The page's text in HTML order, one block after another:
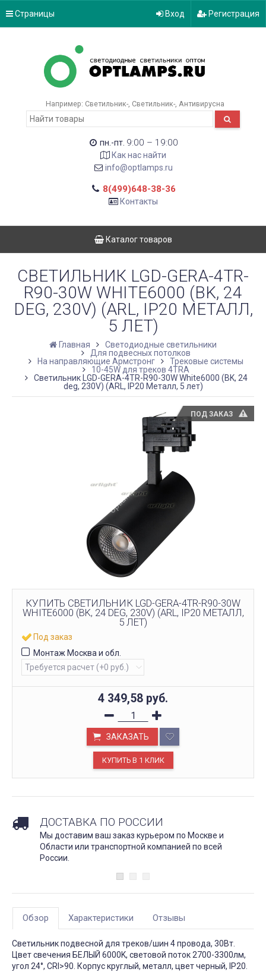
Страницы Вход Регистрация
Например: Светильник- Светильник- Антивирусна
пн.-пт. 9:00 – 19:00
Как нас найти
info@optlamps.ru
8(499)648-38-36
Контакты
Каталог товаров
СВЕТИЛЬНИК LGD-GERA-4TR-
R90-30W WHITE6000 (BK, 24
DEG, 230V) (ARL, IP20 МЕТАЛЛ,
5 ЛЕТ)
Главная
Светодиодные светильники
Для подвесных потолков
На направляющие Армстронг
Трековые системы
10-45W для треков 4TRA
Светильник LGD-GERA-4TR-R90-30W White6000 (BK, 24
deg, 230V) (ARL, IP20 Металл, 5 лет)
ПОД ЗАКАЗ
КУПИТЬ СВЕТИЛЬНИК LGD-GERA-4TR-R90-30W
WHITE6000 (BK, 24 DEG, 230V) (ARL, IP20 МЕТАЛЛ,
5 ЛЕТ)
Под заказ
Монтаж Москва и обл.
4 349,58 руб.
ЗАКАЗАТЬ
ДОСТАВКА ПО РОССИИ
Мы доставим ваш заказ курьером по Москве и
Области или транспортной компанией по всей
России.
Обзор Характеристики Отзывы
Светильник подвесной для треков/шин 4 провода, 30Вт.
Цвет свечения БЕЛЫЙ 6000K, световой поток 2700-3300лм,
угол 24°, CRI>90. Корпус круглый, металл, цвет черный, IP20.